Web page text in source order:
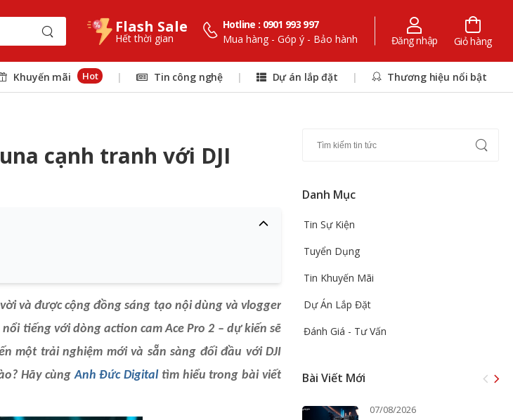
Flash Sale
Hết thời gian
Hotline : 0901 993 997
Mua hàng - Góp ý - Bảo hành
Đăng nhập Giỏ hàng
Khuyến mãi Hot | Tin công nghệ | Dự án lắp đặt | Thương hiệu nổi bật
cạnh tranh với DJI
và được cộng đồng sáng tạo nội dùng và vlogger
tiếng với dòng action cam Ace Pro 2 – dự kiến sẽ
một trải nghiệm mới và sẵn sàng đối đầu với DJI
Hãy cùngAnh Đức Digital tìm hiểu trong bài viết
Danh Mục
Tin Sự Kiện
Tuyển Dụng
Tin Khuyến Mãi
Dự Án Lắp Đặt
Đánh Giá - Tư Vấn
Bài Viết Mới
07/08/2026